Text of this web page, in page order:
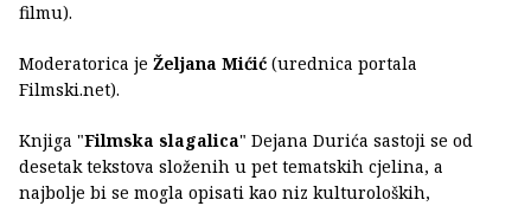
filmu).
Moderatorica je Željana Mićić (urednica portala
Filmski.net).
Knjiga "Filmska slagalica" Dejana Durića sastoji se od
desetak tekstova složenih u pet tematskih cjelina, a
najbolje bi se mogla opisati kao niz kulturoloških,